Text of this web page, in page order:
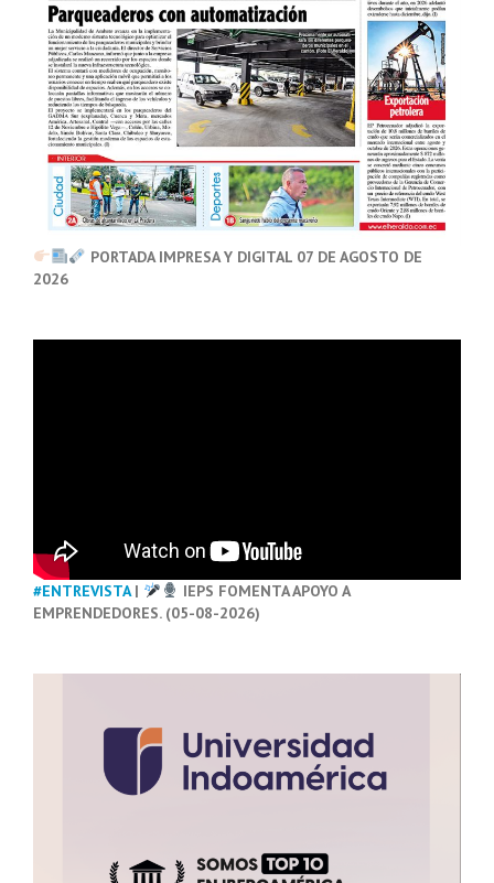
PORTADA IMPRESA Y DIGITAL 07 DE AGOSTO DE
2026
#ENTREVISTA|
IEPS FOMENTA APOYO A
EMPRENDEDORES. (05-08-2026)